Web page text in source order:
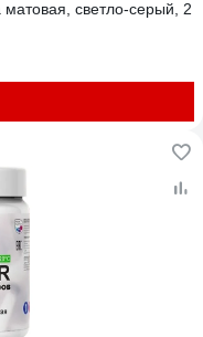
светло-серый, 2